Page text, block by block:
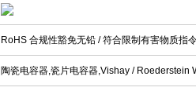
RoHS 合规性豁免无铅 / 符合限制有害物质指
陶瓷电容器,瓷片电容器,Vishay / Roederstein